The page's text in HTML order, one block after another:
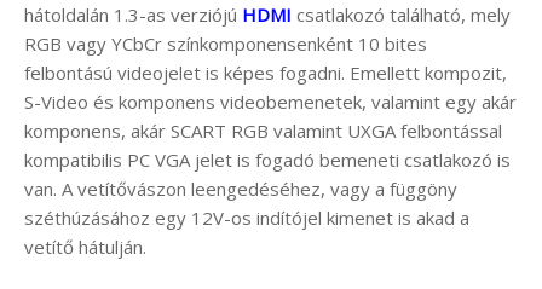
hátoldalán 1.3-as verziójú HDMI csatlakozó található, mely
RGB vagy YCbCr színkomponensenként 10 bites
felbontású videojelet is képes fogadni. Emellett kompozit,
S-Video és komponens videobemenetek, valamint egy akár
komponens, akár SCART RGB valamint UXGA felbontással
kompatibilis PC VGA jelet is fogadó bemeneti csatlakozó is
van. A vetítővászon leengedéséhez, vagy a függöny
széthúzásához egy 12V-os indítójel kimenet is akad a
vetítő hátulján.